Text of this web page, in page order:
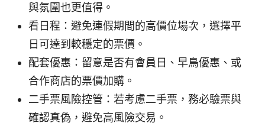
與氛圍也更值得。
看日程：避免連假期間的高價位場次，選擇平
日可達到較穩定的票價。
配套優惠：留意是否有會員日、早鳥優惠、或
合作商店的票價加購。
二手票風險控管：若考慮二手票，務必驗票與
確認真偽，避免高風險交易。